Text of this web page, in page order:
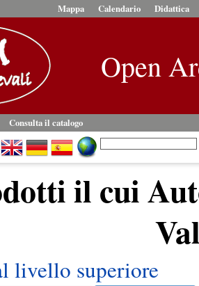
Mappa Calendario Didattica
Open
Consulta il catalogo
il cui
livello superiore